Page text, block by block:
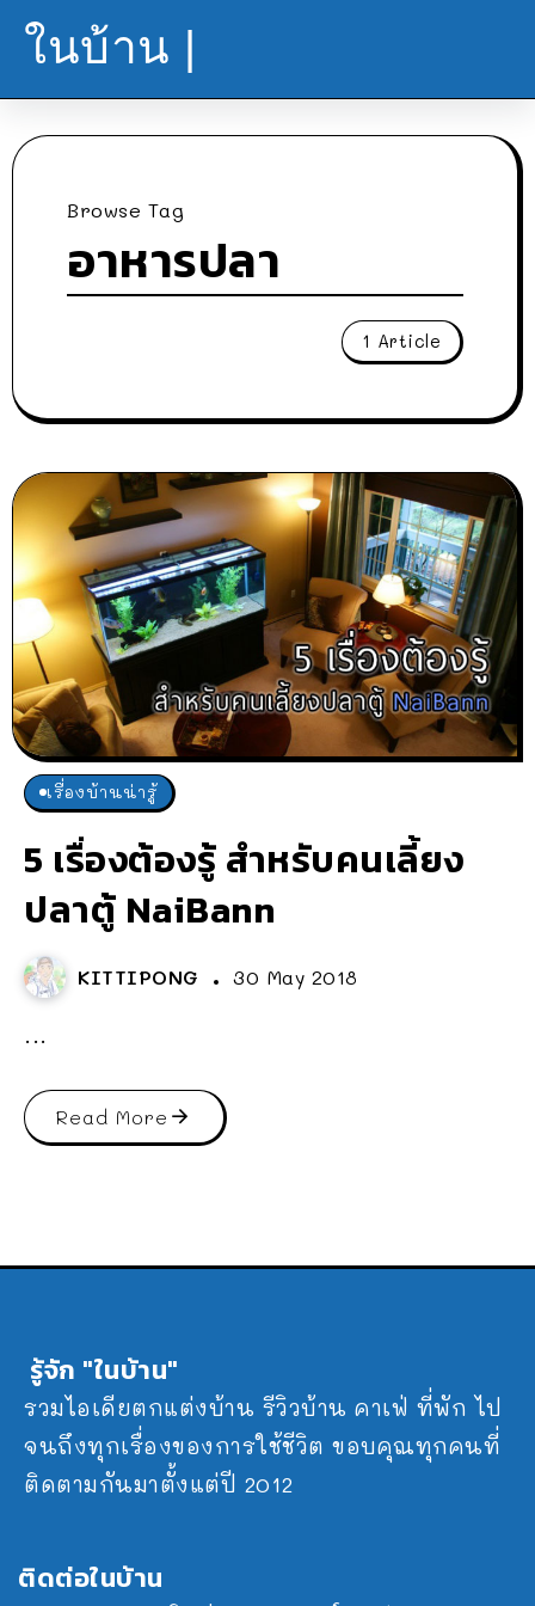
ในบ้าน |
Browse Tag
อาหารปลา
1 Article
เรื่องบ้านน่ารู้
5 เรื่องต้องรู้ สำหรับคนเลี้ยง
ปลาตู้ NaiBann
KITTIPONG 30 May 2018
...
Read More
รู้จัก "ในบ้าน"
รวมไอเดียตกแต่งบ้าน รีวิวบ้าน คาเฟ่ ที่พัก ไป
จนถึงทุกเรื่องของการใช้ชีวิต ขอบคุณทุกคนที่
ติดตามกันมาตั้งแต่ปี 2012
ติดต่อในบ้าน